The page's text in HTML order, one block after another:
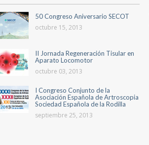
50 Congreso Aniversario SECOT
octubre 15, 2013
II Jornada Regeneración Tisular en
Aparato Locomotor
octubre 03, 2013
I Congreso Conjunto de la
Asociación Española de Artroscopia
Sociedad Española de la Rodilla
septiembre 25, 2013